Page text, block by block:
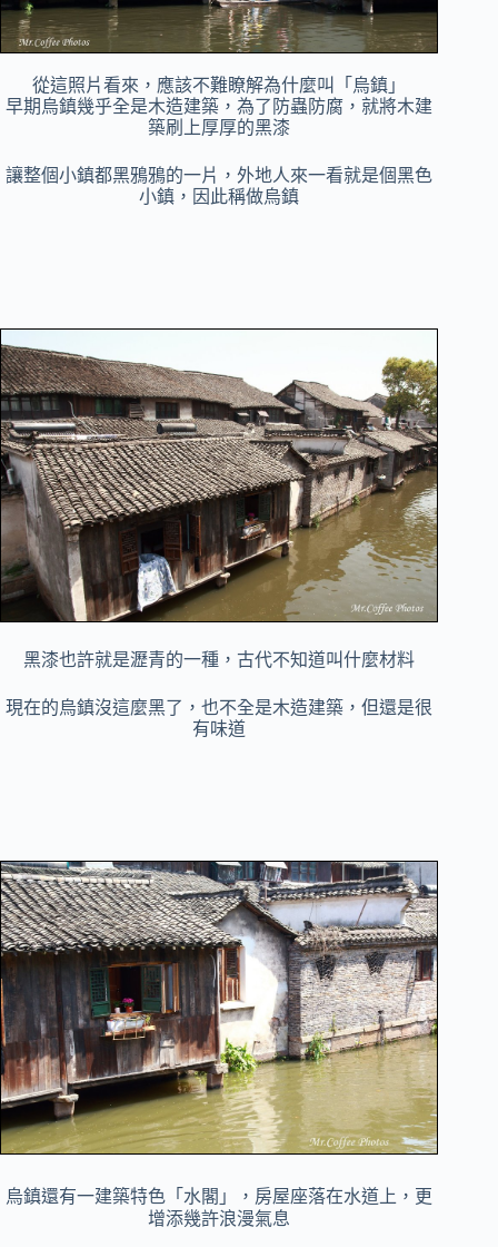
從這照片看來，應該不難瞭解為什麼叫「烏鎮」
早期烏鎮幾乎全是木造建築，為了防蟲防腐，就將木建
築刷上厚厚的黑漆
讓整個小鎮都黑鴉鴉的一片，外地人來一看就是個黑色
小鎮，因此稱做烏鎮
黑漆也許就是瀝青的一種，古代不知道叫什麼材料
現在的烏鎮沒這麼黑了，也不全是木造建築，但還是很
有味道
烏鎮還有一建築特色「水閣」，房屋座落在水道上，更
增添幾許浪漫氣息